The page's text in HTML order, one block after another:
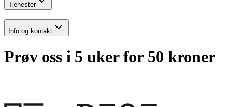
Tjenester
Info og kontakt
Prøv oss i 5 uker for 50 kroner